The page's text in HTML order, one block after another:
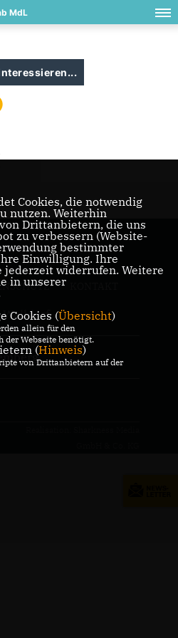
MdL
Walldorf
Cookies, die notwendig
nutzen. Weiterhin
Drittanbietern, die uns
zu verbessern (Website-
bestimmter
Einwilligung. Ihre
jederzeit widerrufen. Weitere
in unserer
Cookies (Übersicht)
allein für den
der Webseite benötigt.
(Hinweis)
von Drittanbietern auf der